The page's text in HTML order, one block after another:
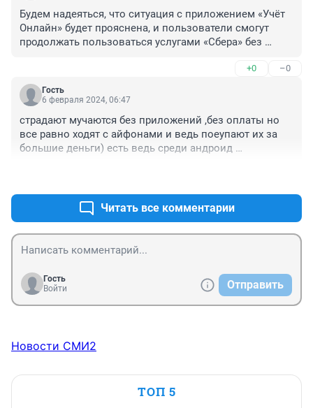
Будем надеяться, что ситуация с приложением «Учёт
Онлайн» будет прояснена, и пользователи смогут
продолжать пользоваться услугами «Сбера» без
+0 –0
Гость
6 февраля 2024, 06:47
страдают мучаются без приложений ,без оплаты но
все равно ходят с айфонами и ведь поеупают их за
большие деньги) есть ведь среди андроид
незнаю причин
Читать все комментарии
Гость
Войти
Отправить
Новости СМИ2
ТОП 5